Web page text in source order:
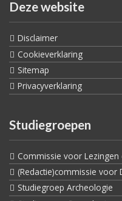
Deze website
Disclaimer
Cookieverklaring
Sitemap
Privacyverklaring
Studiegroepen
Commissie voor Lezingen
(Redactie)commissie voor
Studiegroep Archeologie